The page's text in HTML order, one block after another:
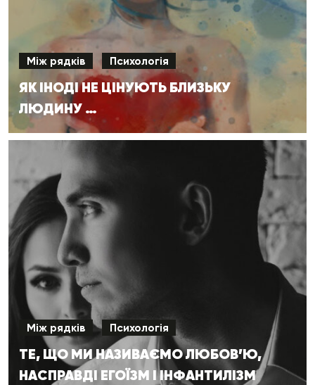
Між рядків Психологія
ЯК ІНОДІ НЕ ЦІНУЮТЬ БЛИЗЬКУ
ЛЮДИНУ …
Між рядків Психологія
ТЕ, ЩО МИ НАЗИВАЄМО ЛЮБОВ’Ю,
НАСПРАВДІ ЕГОЇЗМ І ІНФАНТИЛІЗМ